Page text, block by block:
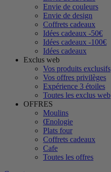
Envie de couleurs
Envie de design
Coffrets cadeaux
Idées cadeaux -50€
Idées cadeaux -100€
Idées cadeaux
Exclus web
Vos produits exclusifs
Vos offres privilèges
Expérience 3 étoiles
Toutes les exclus web
OFFRES
Moulins
Œnologie
Plats four
Coffrets cadeaux
Cafe
Toutes les offres